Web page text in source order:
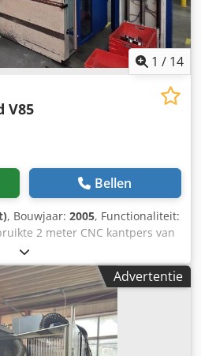
1 / 14
V85
Bellen
, Bouwjaar: 2005, Functionaliteit:
2 meter CNC kantpers van
2050 x 85 ton Delem CNC
Y1, Y2, X en R Dkodpfox I
bovenklemming Bouwjaar:
Advertentie